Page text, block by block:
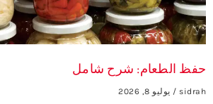
حفظ الطعام: شرح شامل
sidrah يوليو 8, 2026